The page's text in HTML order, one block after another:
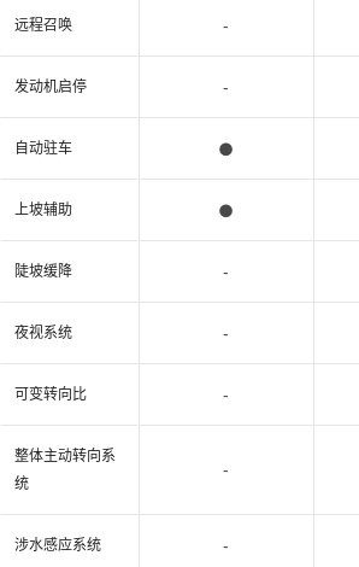
远程召唤
发动机启停
自动驻车
上坡辅助
陡坡缓降
夜视系统
可变转向比
整体主动转向系
统
涉水感应系统
-
-
●
●
-
-
-
-
-